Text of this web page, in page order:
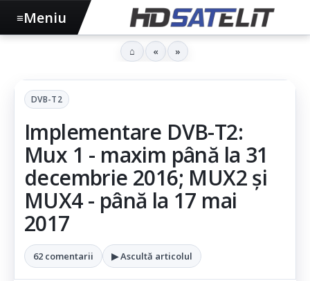
DVB-T2
Implementare DVB-T2:
Mux 1 - maxim până la 31
decembrie 2016; MUX2 şi
MUX4 - până la 17 mai
2017
62 comentarii ▶ Ascultă articolul
≡Meniu
⌂ « »